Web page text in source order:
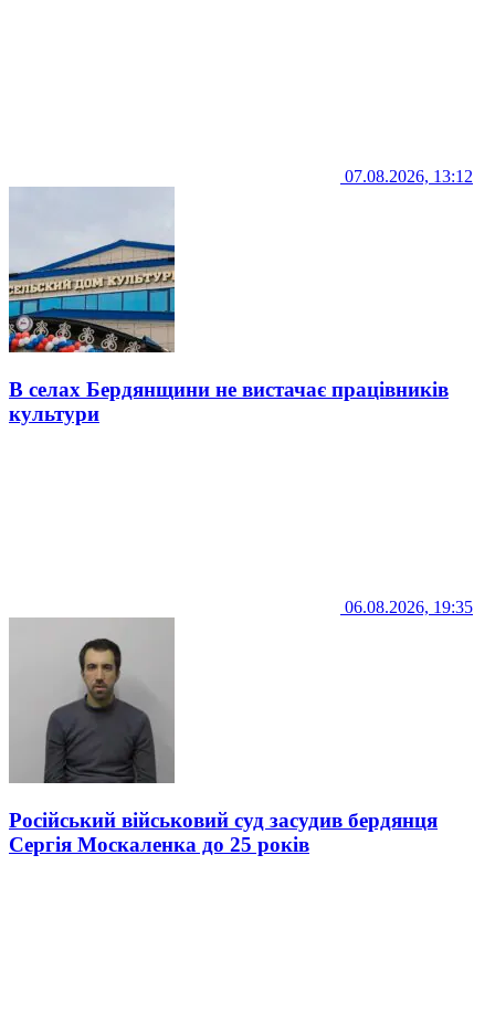
07.08.2026, 13:12
В селах Бердянщини не вистачає працівників
культури
06.08.2026, 19:35
Російський військовий суд засудив бердянця
Сергія Москаленка до 25 років